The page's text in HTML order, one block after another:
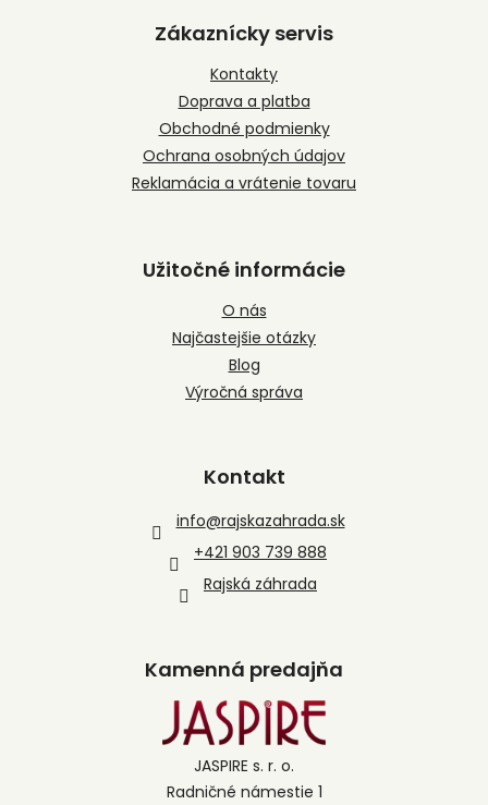
Zákaznícky servis
Kontakty
Doprava a platba
Obchodné podmienky
Ochrana osobných údajov
Reklamácia a vrátenie tovaru
Užitočné informácie
O nás
Najčastejšie otázky
Blog
Výročná správa
Kontakt
info@rajskazahrada.sk
+421 903 739 888
Rajská záhrada
Kamenná predajňa
JASPIRE s. r. o.
Radničné námestie 1